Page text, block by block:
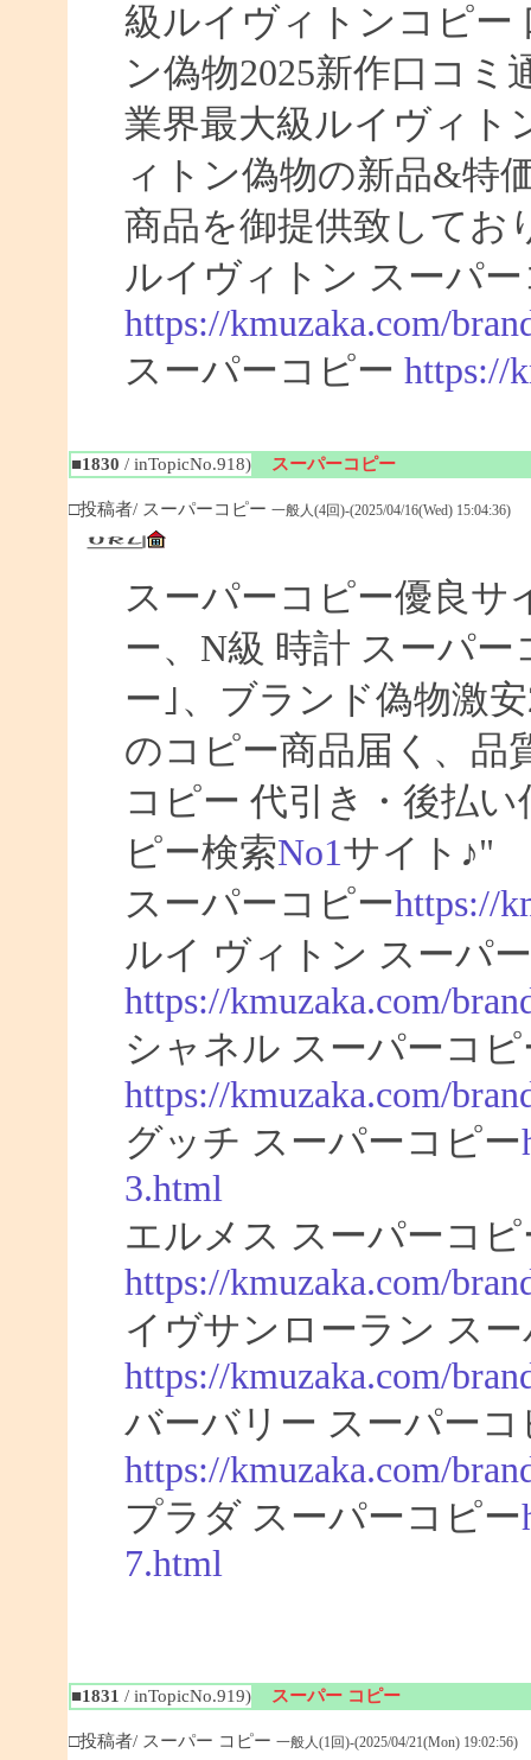
級ルイヴィトンコピー
ン偽物2025新作口コ
業界最大級ルイヴィト
ィトン偽物の新品&特
商品を御提供致してお
ルイヴィトン スーパ
https://kmuzaka.com/
スーパーコピー https://
■1830 / inTopicNo.918) スーパーコピー
□投稿者/ スーパーコピー 一般人(4回)-(2025/04/16(Wed) 15:04:36)
スーパーコピー優良サ
ー、N級 時計 スーパ
ー｣、ブランド偽物激
のコピー商品届く、品
コピー 代引き・後払
ピー検索No1サイト♪"
スーパーコピーhttps://
ルイ ヴィトン スーパ
https://kmuzaka.com/
シャネル スーパーコピ
https://kmuzaka.com/
グッチ スーパーコピー
3.html
エルメス スーパーコピ
https://kmuzaka.com/
イヴサンローラン ス
https://kmuzaka.com/
バーバリー スーパーコ
https://kmuzaka.com/
プラダ スーパーコピー
7.html
■1831 / inTopicNo.919) スーパー コピー
□投稿者/ スーパー コピー 一般人(1回)-(2025/04/21(Mon) 19:02:56)